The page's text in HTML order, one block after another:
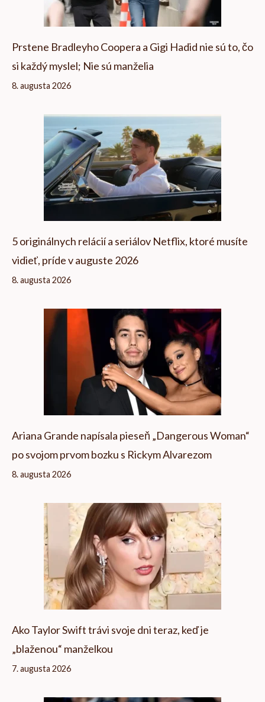
Prstene Bradleyho Coopera a Gigi Hadid nie sú to, čo
si každý myslel; Nie sú manželia
8. augusta 2026
5 originálnych relácií a seriálov Netflix, ktoré musíte
vidieť, príde v auguste 2026
8. augusta 2026
Ariana Grande napísala pieseň „Dangerous Woman“
po svojom prvom bozku s Rickym Alvarezom
8. augusta 2026
Ako Taylor Swift trávi svoje dni teraz, keď je
„blaženou“ manželkou
7. augusta 2026